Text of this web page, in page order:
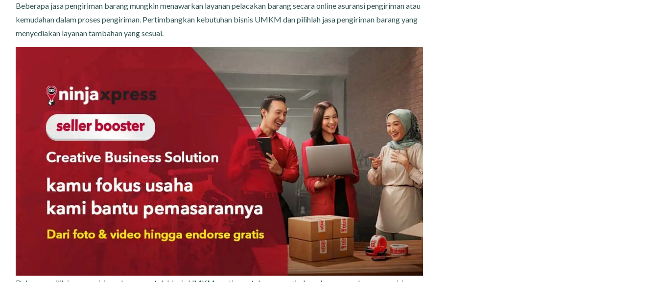
Beberapa jasa pengiriman barang mungkin menawarkan layanan pelacakan barang secara online asuransi pengiriman atau
kemudahan dalam proses pengiriman. Pertimbangkan kebutuhan bisnis UMKM dan pilihlah jasa pengiriman barang yang
menyediakan layanan tambahan yang sesuai.